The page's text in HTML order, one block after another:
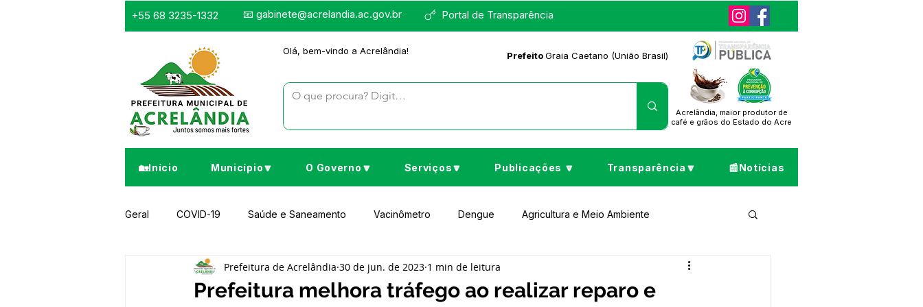
Portal de Transparência
+55 68 3235-1332 📧 gabinete@acrelandia.ac.gov.br
Olá, bem-vindo a Acrelândia! PrefeitoGraia Caetano (União Brasil)
Acrelândia, maior produtor de
café e grãos do Estado do Acre
🏡Início Município🔽 O Governo🔽 Serviços🔽 Publicações 🔽 Transparência🔽 📰Notícias
Geral COVID-19 Saúde e Saneamento Vacinômetro Dengue Agricultura e Meio Ambiente
Infraestrutura e Obras Desporto Cultura e Lazer Educação Assistência Social
Prefeitura melhora tráfego ao realizar reparo e
Prefeitura de Acrelândia 30 de jun. de 2023 1 min de leitura